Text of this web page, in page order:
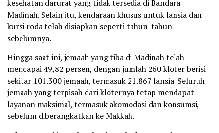
kesehatan darurat yang tidak tersedia di Bandara
Madinah. Selain itu, kendaraan khusus untuk lansia dan
kursi roda telah disiapkan seperti tahun-tahun
sebelumnya.
Hingga saat ini, jemaah yang tiba di Madinah telah
mencapai 49,82 persen, dengan jumlah 260 kloter berisi
sekitar 101.300 jemaah, termasuk 21.867 lansia. Seluruh
jemaah yang terpisah dari kloternya tetap mendapat
layanan maksimal, termasuk akomodasi dan konsumsi,
sebelum diberangkatkan ke Makkah.